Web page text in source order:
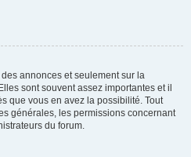
annonces et seulement sur la
sont souvent assez importantes et il
que vous en avez la possibilité. Tout
générales, les permissions concernant
du forum.